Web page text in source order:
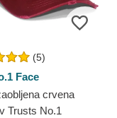
(5)
Face
crvena
Trusts No.1